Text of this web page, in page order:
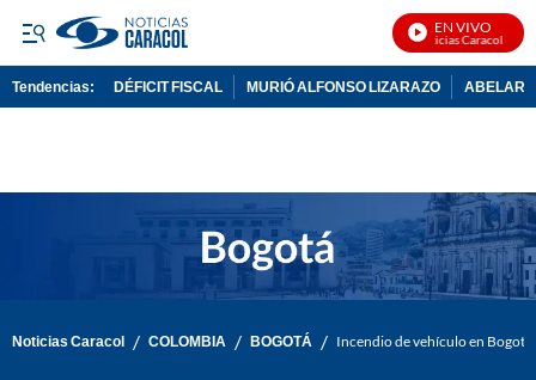
EN VIVO
Noticias Caracol En
Tendencias: DÉFICIT FISCAL MURIÓ ALFONSO LIZARAZO
Noticias Caracol / COLOMBIA / BOGOTÁ / Incendio de vehículo en